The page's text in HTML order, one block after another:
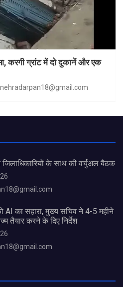
करगी ग्रांट में दो दुकानें और एक
के साथ की वर्चुअल बैठक
AI का सहारा, मुख्य सचिव ने 4-5 महीने
तैयार करने के दिए निर्देश